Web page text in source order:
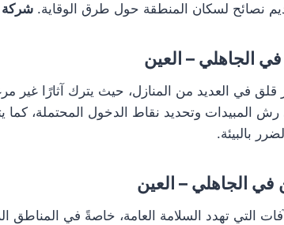
نصائح لسكان المنطقة حول طرق الوقاية.شركة
الجاهلي – العين
في العديد من المنازل، حيث يترك آثارًا غير
المبيدات وتحديد نقاط الدخول المحتملة، كما
بالبيئة.
في الجاهلي – العين
التي تهدد السلامة العامة، خاصةً في المناطق